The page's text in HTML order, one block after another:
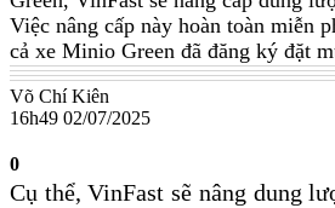
Việc nâng cấp này hoàn toàn miễn
cả xe Minio Green đã đăng ký đặt
Võ Chí Kiên
16h49 02/07/2025
0
Cụ thể, VinFast sẽ nâng dung